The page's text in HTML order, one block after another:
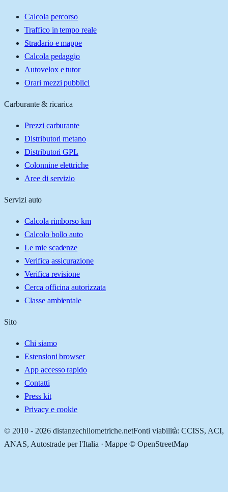
Calcola percorso
Traffico in tempo reale
Stradario e mappe
Calcola pedaggio
Autovelox e tutor
Orari mezzi pubblici
Carburante & ricarica
Prezzi carburante
Distributori metano
Distributori GPL
Colonnine elettriche
Aree di servizio
Servizi auto
Calcola rimborso km
Calcolo bollo auto
Le mie scadenze
Verifica assicurazione
Verifica revisione
Cerca officina autorizzata
Classe ambientale
Sito
Chi siamo
Estensioni browser
App accesso rapido
Contatti
Press kit
Privacy e cookie
© 2010 - 2026 distanzechilometriche.netFonti viabilità: CCISS, ACI,
ANAS, Autostrade per l'Italia · Mappe © OpenStreetMap